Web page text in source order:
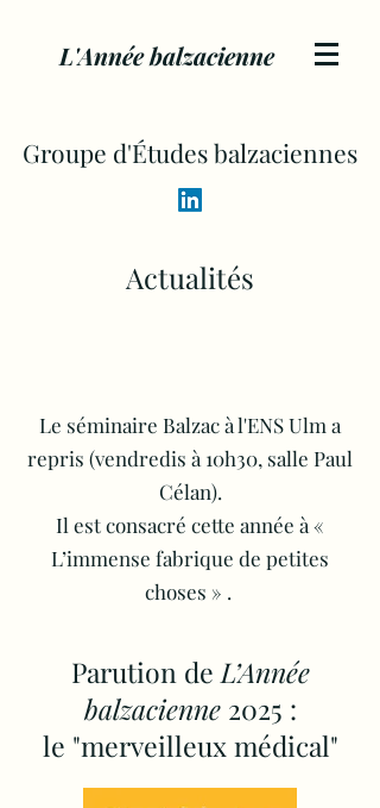
L'Année balzacienne
Groupe d'Études balzaciennes
Actualités
Le séminaire Balzac à l'ENS Ulm a
repris (vendredis à 10h30, salle Paul
Célan).
Il est consacré cette année à «
L’immense fabrique de petites
choses » .
Parution de L’Année
balzacienne2025 :
le "merveilleux médical"